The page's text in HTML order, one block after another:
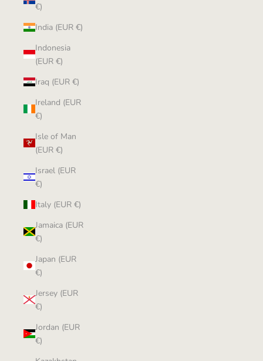
€)
India (EUR €)
Indonesia
(EUR €)
Iraq (EUR €)
Ireland (EUR
€)
Isle of Man
(EUR €)
Israel (EUR
€)
Italy (EUR €)
Jamaica (EUR
€)
Japan (EUR
€)
Jersey (EUR
€)
Jordan (EUR
€)